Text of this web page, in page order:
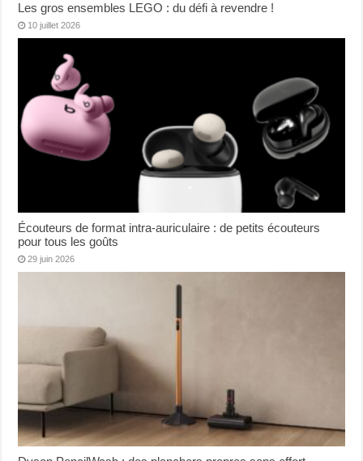
Les gros ensembles LEGO : du défi à revendre !
10 juillet 2026
Écouteurs de format intra-auriculaire : de petits écouteurs
pour tous les goûts
29 juin 2026